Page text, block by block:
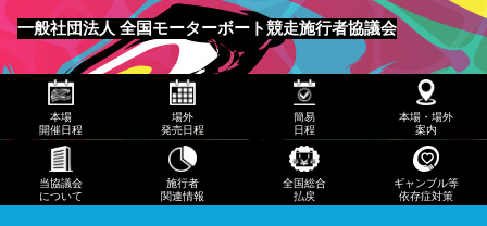
一般社団法人 全国モーターボート競走施行者協議会
メニュー
発売
日程
日程
本
場・
本場
開催日程
場外
発売日程
簡易
日程
本場・場外
案内
当協議会
について
施行者
関連情報
全国総合
払戻
ギャンブル等
依存症対策